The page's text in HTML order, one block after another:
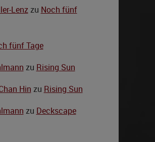
Lenzzu Noch fünf
fünf Tage
zu Rising Sun
Hin zu Rising Sun
zu Deckscape